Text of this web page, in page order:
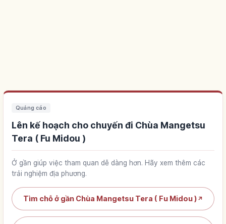
Quảng cáo
Lên kế hoạch cho chuyến đi Chùa Mangetsu
Tera ( Fu Midou )
Ở gần giúp việc tham quan dễ dàng hơn. Hãy xem thêm các
trải nghiệm địa phương.
Tìm chỗ ở gần Chùa Mangetsu Tera ( Fu Midou ) ↗